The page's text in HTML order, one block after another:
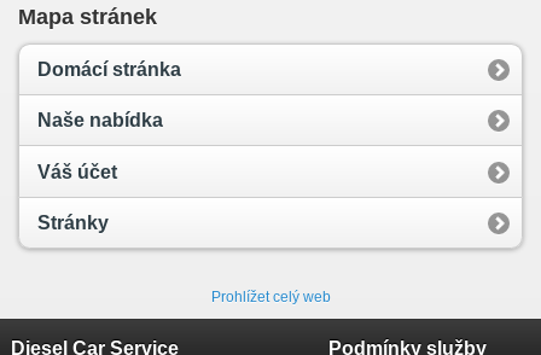
Mapa stránek
Domácí stránka
Naše nabídka
Váš účet
Stránky
Prohlížet celý web
Diesel Car Service Podmínky služby